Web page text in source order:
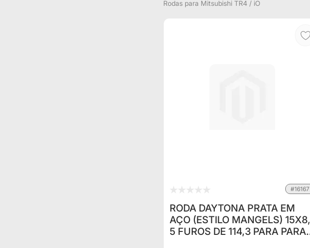
Rodas para Mitsubishi TR4 / iO
#16167
RODA DAYTONA PRATA EM
AÇO (ESTILO MANGELS) 15X8,
5 FUROS DE 114,3 PARA PARA